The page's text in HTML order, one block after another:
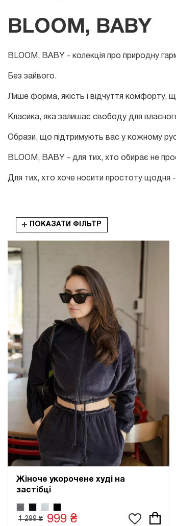
BLOOM, BABY
BLOOM, BABY - колекція про природну
Без зайвого.
Лише форма, якість і відчуття комфорту,
Класика, яка залишає свободу для
Образи, що підтримують вас у кожному
BLOOM, BABY - для тих, хто обирає не
Для тих, хто хоче носити простоту щодня -
ПОКАЗАТИ ФІЛЬТР
Жіноче укорочене худі на
застібці
1 299 ₴ 999 ₴